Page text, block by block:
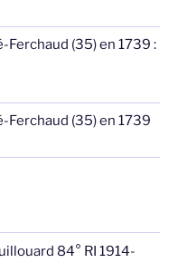
(35) en 1739 :
Ferchaud (35) en 1739
84° RI 1914-